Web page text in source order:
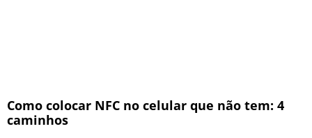
Como colocar NFC no celular que não tem: 4
caminhos